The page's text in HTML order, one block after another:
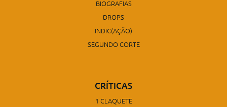
BIOGRAFIAS
DROPS
INDIC(AÇÃO)
SEGUNDO CORTE
CRÍTICAS
1 CLAQUETE